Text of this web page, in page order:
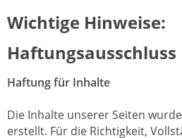
Wichtige Hinweise:
Haftungsausschluss
Haftung für Inhalte
Die Inhalte unserer Seiten
erstellt. Für die Richtigkeit,